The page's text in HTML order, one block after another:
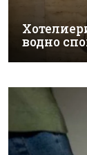
водно